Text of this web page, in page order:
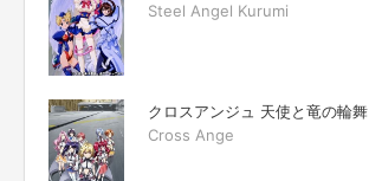
Steel Angel Kurumi
クロスアンジュ 天使と竜の輪舞
Cross Ange